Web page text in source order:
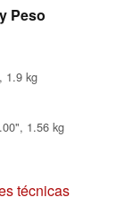
Peso
1.9 kg
1.56 kg
técnicas